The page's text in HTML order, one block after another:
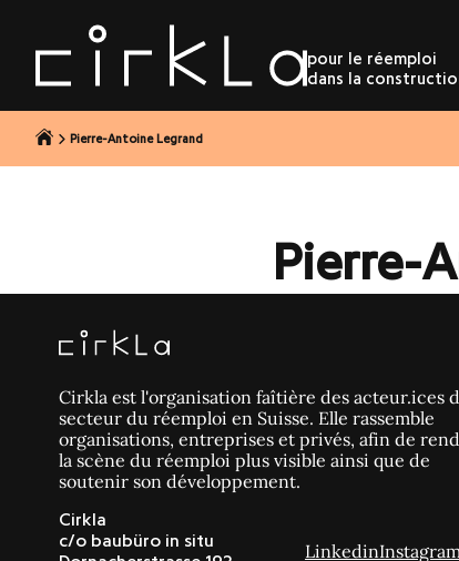
pour le réemploi
dans la
Pierre-Antoine Legrand
Pierre-
Cirkla est l'organisation faîtière des acteur.ices
secteur du réemploi en Suisse. Elle rassemble
organisations, entreprises et privés, afin de
la scène du réemploi plus visible ainsi que de
soutenir son développement.
Cirkla
c/o baubüro in situ
Linkedin